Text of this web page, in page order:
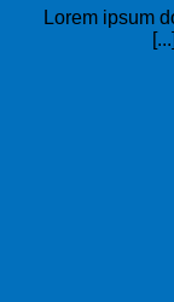
Lorem ipsum